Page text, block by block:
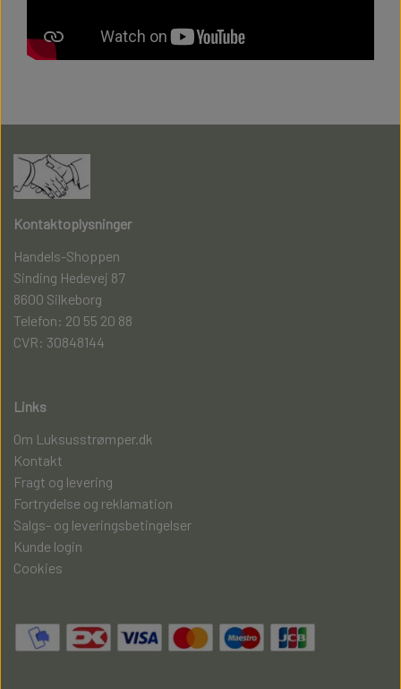
Kontaktoplysninger
Handels-Shoppen
Sinding Hedevej 87
8600 Silkeborg
Telefon: 20 55 20 88
CVR: 30848144
Links
Om Luksusstrømper.dk
Kontakt
Fragt og levering
Fortrydelse og reklamation
Salgs- og leveringsbetingelser
Kunde login
Cookies